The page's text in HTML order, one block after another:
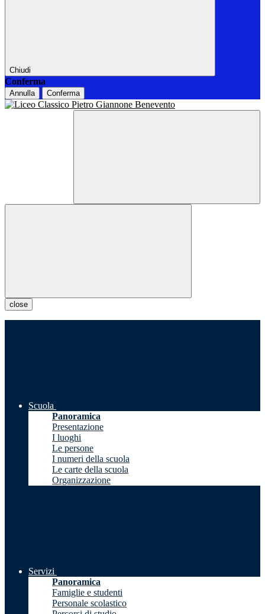
Chiudi
Conferma
Annulla Conferma
close
Scuola
Panoramica
Presentazione
I luoghi
Le persone
I numeri della scuola
Le carte della scuola
Organizzazione
Servizi
Panoramica
Famiglie e studenti
Personale scolastico